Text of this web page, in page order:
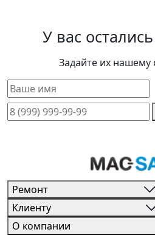
У вас
Задайте их нашему
Ремонт
Клиенту
О компании